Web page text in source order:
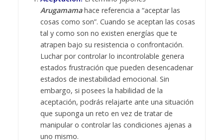
Arugamamahace referencia a “aceptar las
cosas como son”. Cuando se aceptan las cosas
tal y como son no existen energías que te
atrapen bajo su resistencia o confrontación.
Luchar por controlar lo incontrolable genera
estados frustración que pueden desencadenar
estados de inestabilidad emocional. Sin
embargo, si posees la habilidad de la
aceptación, podrás relajarte ante una situación
que suponga un reto en vez de tratar de
manipular o controlar las condiciones ajenas a
uno mismo.